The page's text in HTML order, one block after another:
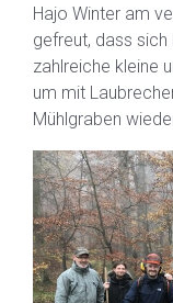
Hajo Winter am
gefreut, dass
zahlreiche kleine
um mit
Mühlgraben